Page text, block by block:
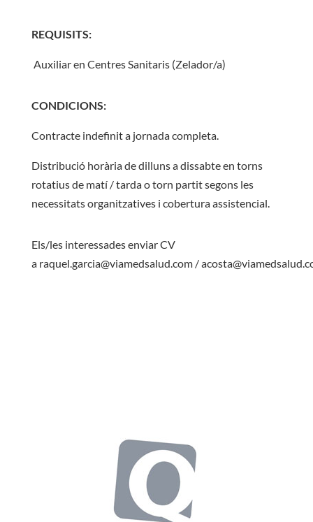
REQUISITS:
Auxiliar en Centres Sanitaris (Zelador/a)
CONDICIONS:
Contracte indefinit a jornada completa.
Distribució horària de dilluns a dissabte en torns
rotatius de matí / tarda o torn partit segons les
necessitats organitzatives i cobertura assistencial.
Els/les interessades enviar CV
a raquel.garcia@viamedsalud.com/